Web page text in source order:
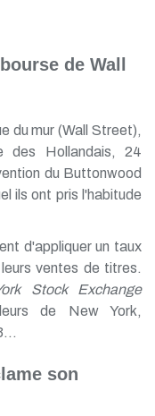
de Wall
du mur (Wall Street),
des Hollandais, 24
du Buttonwood
ils ont pris l'habitude
d'appliquer un taux
ventes de titres.
Stock Exchange
de New York,
son